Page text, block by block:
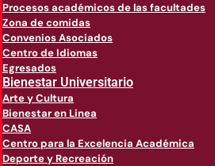
Procesos académicos de las facultades
Zona de comidas
Convenios Asociados
Centro de Idiomas
Egresados
Bienestar Universitario
Arte y Cultura
Bienestar en Linea
CASA
Centro para la Excelencia Académica
Deporte y Recreación